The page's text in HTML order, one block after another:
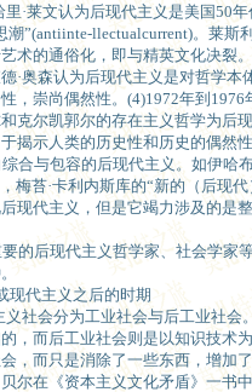
里·莱文认为后现代主义是美国50
潮”(antiinte-llectualcurrent)。莱斯
术的通俗化，即与精英文化决裂
·奥森认为后现代主义是对哲学本
，崇尚偶然性。(4)1972年到
克尔凯郭尔的存在主义哲学为后
揭示人类的历史性和历史的偶然
合与包容的后现代主义。如伊哈
梅苔·卡利内斯库的“新的（后现
现代主义，但是它竭力涉及的是
的后现代主义哲学家、社会学家
现代主义之后的时期
义社会分为工业社会与后工业社会
，而后工业社会则是以知识技术
，而只是消除了一些东西，增加
尔在《资本主义文化矛盾》一书